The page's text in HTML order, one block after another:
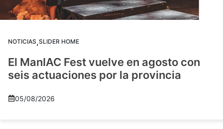
NOTICIAS,SLIDER HOME
El ManIAC Fest vuelve en agosto con
seis actuaciones por la provincia
05/08/2026